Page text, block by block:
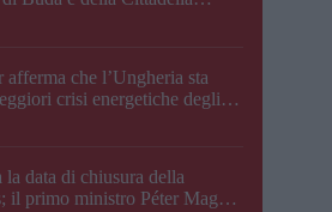
che l’Ungheria sta
crisi energetiche degli
data di chiusura della
il primo ministro Péter Magyar